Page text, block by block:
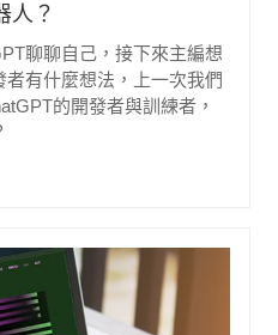
人？
聊聊自己，接下來主編想
有什麼想法，上一次我們
的開發者與訓練者，